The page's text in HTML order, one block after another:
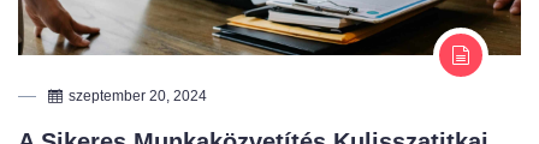
szeptember 20, 2024
A Sikeres Munkaközvetítés Kulisszatitkai
A munkaerő közvetítő feladatai sokkal összetettebbek, mint azt
elsőre gondolnánk. Ez a szerepkör nem csupán az